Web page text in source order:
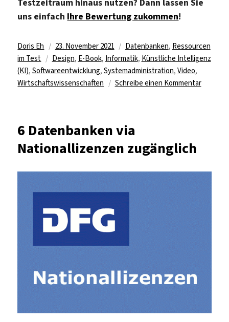
uns einfach Ihre Bewertung zukommen!
Autor
Doris Eh
Veröffentlicht
am
23. November 2021 Kategorien
Datenbanken, Ressourcen
im Test
Schlagwörter
Design, E-Book, Informatik, Künstliche Intelligenz
(KI),Softwareentwicklung,Systemadministration,Video,
Wirtschaftswissenschaften
Schreibe einen Kommentarzu
6 Datenbanken via
Nationallizenzen zugänglich